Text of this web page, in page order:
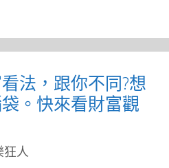
法，跟你不同?想
。快來看財富觀
狂人